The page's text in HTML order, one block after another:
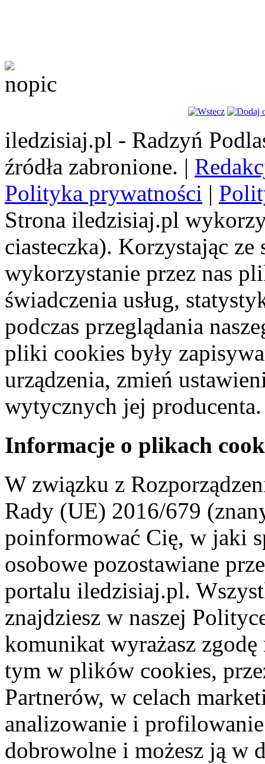
iledzisiaj.pl - Radzyń
źródła zabronione. |
Polityka prywatności |
Strona iledzisiaj.pl
ciasteczka). Korzystając
wykorzystanie przez nas
świadczenia usług,
podczas przeglądania
pliki cookies były
urządzenia, zmień
wytycznych jej producenta.
Informacje o plikach
W związku z
Rady (UE) 2016/679
poinformować Cię, w jaki
osobowe pozostawiane
portalu iledzisiaj.pl.
znajdziesz w naszej
komunikat wyrażasz
tym w plików cookies,
Partnerów, w celach
analizowanie i
dobrowolne i możesz ją w